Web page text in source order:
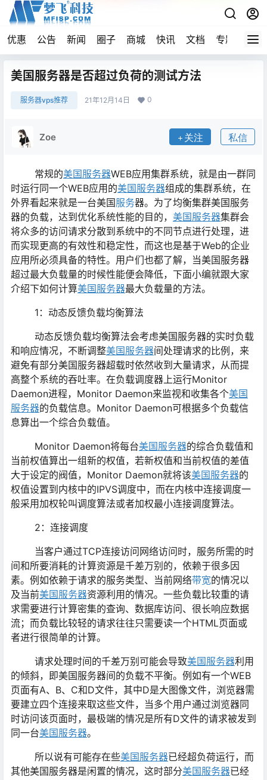
优惠 公告 新闻 圈子 商城 快讯 文档 专题 导航
美国服务器是否超过负荷的测试方法
服务器vps推荐 21年12月14日 0
Zoe 关注 私信
常规的美国服务器WEB应用集群系统，就是由一群同
时运行同一个WEB应用的美国服务器组成的集群系统，在
外界看起来就是一台美国服务器。为了均衡集群美国服务
器的负载，达到优化系统性能的目的， 美国服务器集群会
将众多的访问请求分散到系统中的不同节点进行处理，进
而实现更高的有效性和稳定性，而这也是基于Web的企业
应用所必须具备的特性。用户们也都了解，当美国服务器
超过最大负载量的时候性能便会降低，下面小编就跟大家
介绍下如何计算美国服务器最大负载量的方法。
1：动态反馈负载均衡算法
动态反馈负载均衡算法会考虑美国服务器的实时负载
和响应情况，不断调整美国服务器间处理请求的比例，来
避免有部分美国服务器超载时依然收到大量请求，从而提
高整个系统的吞吐率。在负载调度器上运行Monitor
Daemon进程，Monitor Daemon来监视和收集各个美国
服务器的负载信息。Monitor Daemon可根据多个负载信
息算出一个综合负载值。
Monitor Daemon将每台美国服务器的综合负载值和
当前权值算出一组新的权值，若新权值和当前权值的差值
大于设定的阀值，Monitor Daemon就将该美国服务器的
权值设置到内核中的IPVS调度中，而在内核中连接调度一
般采用加权轮叫调度算法或者加权最小连接调度算法。
2：连接调度
当客户通过TCP连接访问网络访问时，服务所需的时
间和所要消耗的计算资源是千差万别的，依赖于很多因
素。例如依赖于请求的服务类型、当前网络带宽的情况以
及当前美国服务器资源利用的情况。一些负载比较重的请
求需要进行计算密集的查询、数据库访问、很长响应数据
流；而负载比较轻的请求往往只需要读一个HTML页面或
者进行很简单的计算。
请求处理时间的千差万别可能会导致美国服务器利用
的倾斜，即美国服务器间的负载不平衡。例如有一个WEB
页面有A、B、C和D文件，其中D是大图像文件，浏览器需
要建立四个连接来取这些文件，当多个用户通过浏览器同
时访问该页面时，最极端的情况是所有D文件的请求被发到
同一台美国服务器。
所以说有可能存在些美国服务器已经超负荷运行，而
其他美国服务器是闲置的情况，这时部分美国服务器已经